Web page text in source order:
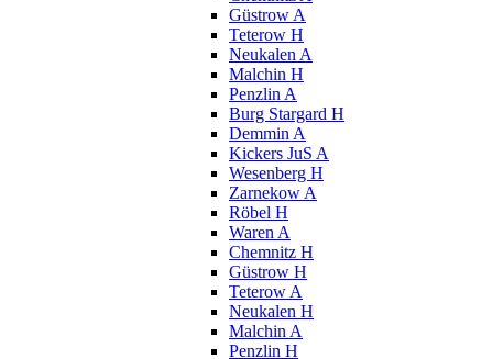
Güstrow A
Teterow H
Neukalen A
Malchin H
Penzlin A
Burg Stargard H
Demmin A
Kickers JuS A
Wesenberg H
Zarnekow A
Röbel H
Waren A
Chemnitz H
Güstrow H
Teterow A
Neukalen H
Malchin A
Penzlin H